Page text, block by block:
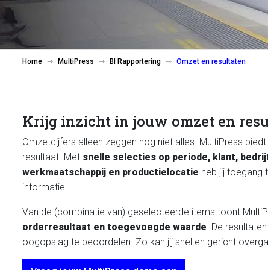
Home MultiPress BI Rapportering Omzet en resultaten
Krijg inzicht in jouw omzet en
Omzetcijfers alleen zeggen nog niet alles. MultiPress
resultaat. Met snelle selecties op periode, klant,
werkmaatschappij en productielocatie heb jij toegang
informatie.
Van de (combinatie van) geselecteerde items toont
orderresultaat en toegevoegde waarde. De
oogopslag te beoordelen. Zo kan jij snel en gericht